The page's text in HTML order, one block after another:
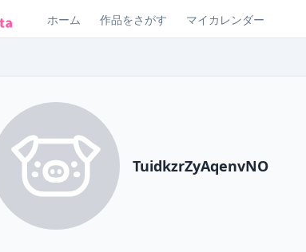
ホーム 作品をさがす マイカレンダー
TuidkzrZyAqenvNO